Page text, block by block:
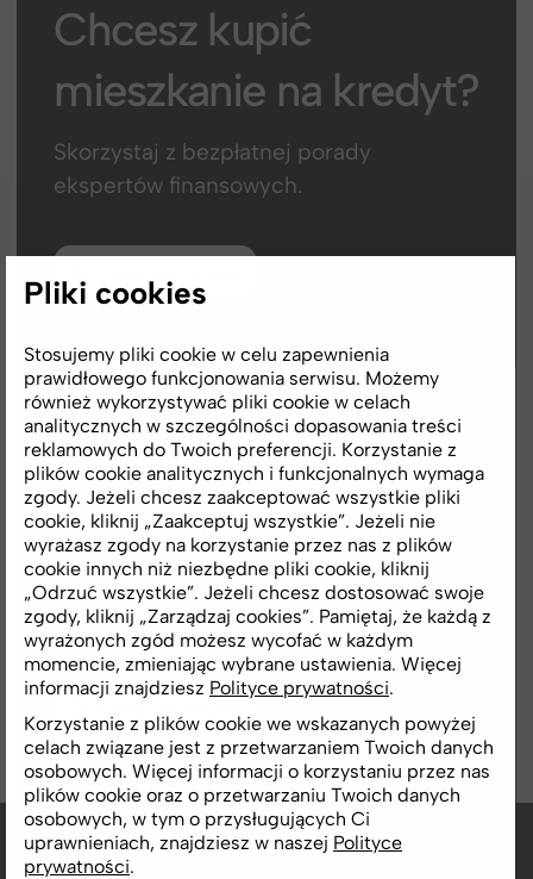
Chcesz kupić
mieszkanie na kredyt?
Skorzystaj z bezpłatnej porady
ekspertów finansowych.
Chcesz mieszkanie
urządzone pod klucz?
Sprawdź ofertę pakietów wykończeń od
naszych sprawdzonych partnerów.
Pliki cookies
Stosujemy pliki cookie w celu zapewnienia
prawidłowego funkcjonowania serwisu. Możemy
również wykorzystywać pliki cookie w celach
analitycznych w szczególności dopasowania treści
reklamowych do Twoich preferencji. Korzystanie z
plików cookie analitycznych i funkcjonalnych wymaga
zgody. Jeżeli chcesz zaakceptować wszystkie pliki
cookie, kliknij „Zaakceptuj wszystkie”. Jeżeli nie
wyrażasz zgody na korzystanie przez nas z plików
cookie innych niż niezbędne pliki cookie, kliknij
„Odrzuć wszystkie”. Jeżeli chcesz dostosować swoje
zgody, kliknij „Zarządzaj cookies”. Pamiętaj, że każdą z
wyrażonych zgód możesz wycofać w każdym
momencie, zmieniając wybrane ustawienia. Więcej
informacji znajdziesz Polityce prywatności.
Korzystanie z plików cookie we wskazanych powyżej
celach związane jest z przetwarzaniem Twoich danych
osobowych. Więcej informacji o korzystaniu przez nas
plików cookie oraz o przetwarzaniu Twoich danych
osobowych, w tym o przysługujących Ci
uprawnieniach, znajdziesz w naszej Polityce
prywatności.